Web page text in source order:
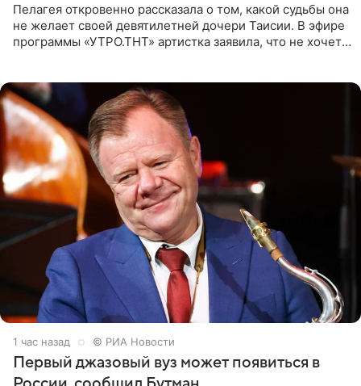
Пелагея откровенно рассказала о том, какой судьбы она
не желает своей девятилетней дочери Таисии. В эфире
программы «УТРО.ТНТ» артистка заявила, что не хочет
1 час назад © РИА Новости
Первый джазовый вуз может появиться в